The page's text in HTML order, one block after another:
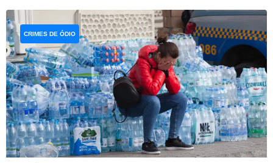
CRIMES DE ÓDIO